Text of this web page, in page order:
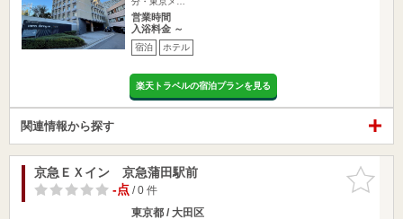
営業時間
入浴料金 ～
宿泊 ホテル
楽天トラベルの宿泊プランを見る
関連情報から探す
お気に入
りに追加
京急ＥＸイン 京急蒲田駅前
-点/ 0 件
東京都 / 大田区